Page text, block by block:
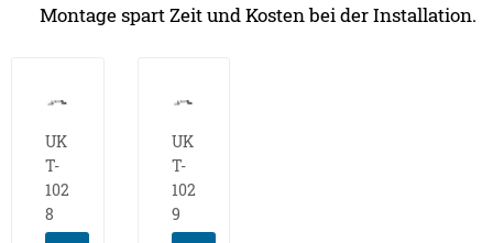
Montage spart Zeit und Kosten bei der Installation.
UK
T-
102
8
UK
T-
102
9